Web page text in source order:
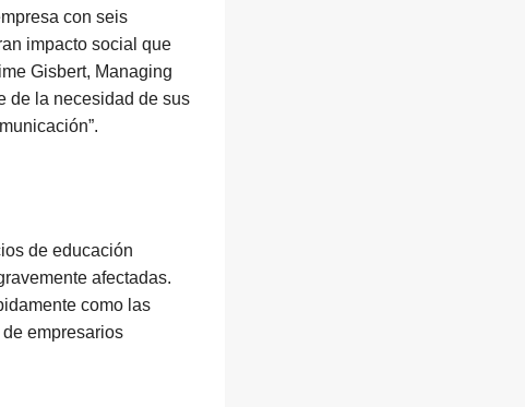
con seis
impacto social que
Gisbert, Managing
de la necesidad de sus
de educación
afectadas.
como las
empresarios